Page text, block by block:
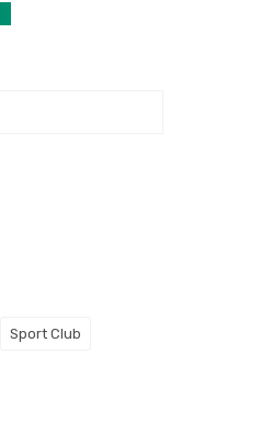
Sport Club